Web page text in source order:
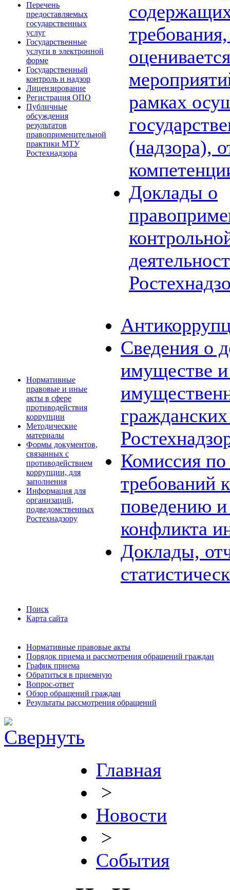
Перечень
предоставляемых
государственных
услуг
Государственные
услуги в электронной
форме
Государственный
контроль и надзор
Лицензирование
Регистрация ОПО
Публичные
обсуждения
результатов
правоприменительной
практики МТУ
Ростехнадзора
рамках
(надзора),
Доклады о
Нормативные
правовые и иные
акты в сфере
противодействия
коррупции
Методические
материалы
Формы документов,
связанных с
противодействием
коррупции, для
заполнения
Информация для
организаций,
подведомственных
Ростехнадзору
Сведения о
имуществе и
Комиссия
требований
поведению
конфликта
Доклады,
Поиск
Карта сайта
Нормативные правовые акты
Порядок приема и рассмотрения обращений граждан
График приема
Обратиться в приемную
Вопрос-ответ
Обзор обращений граждан
Результаты рассмотрения обращений
Главная
>
Новости
>
События